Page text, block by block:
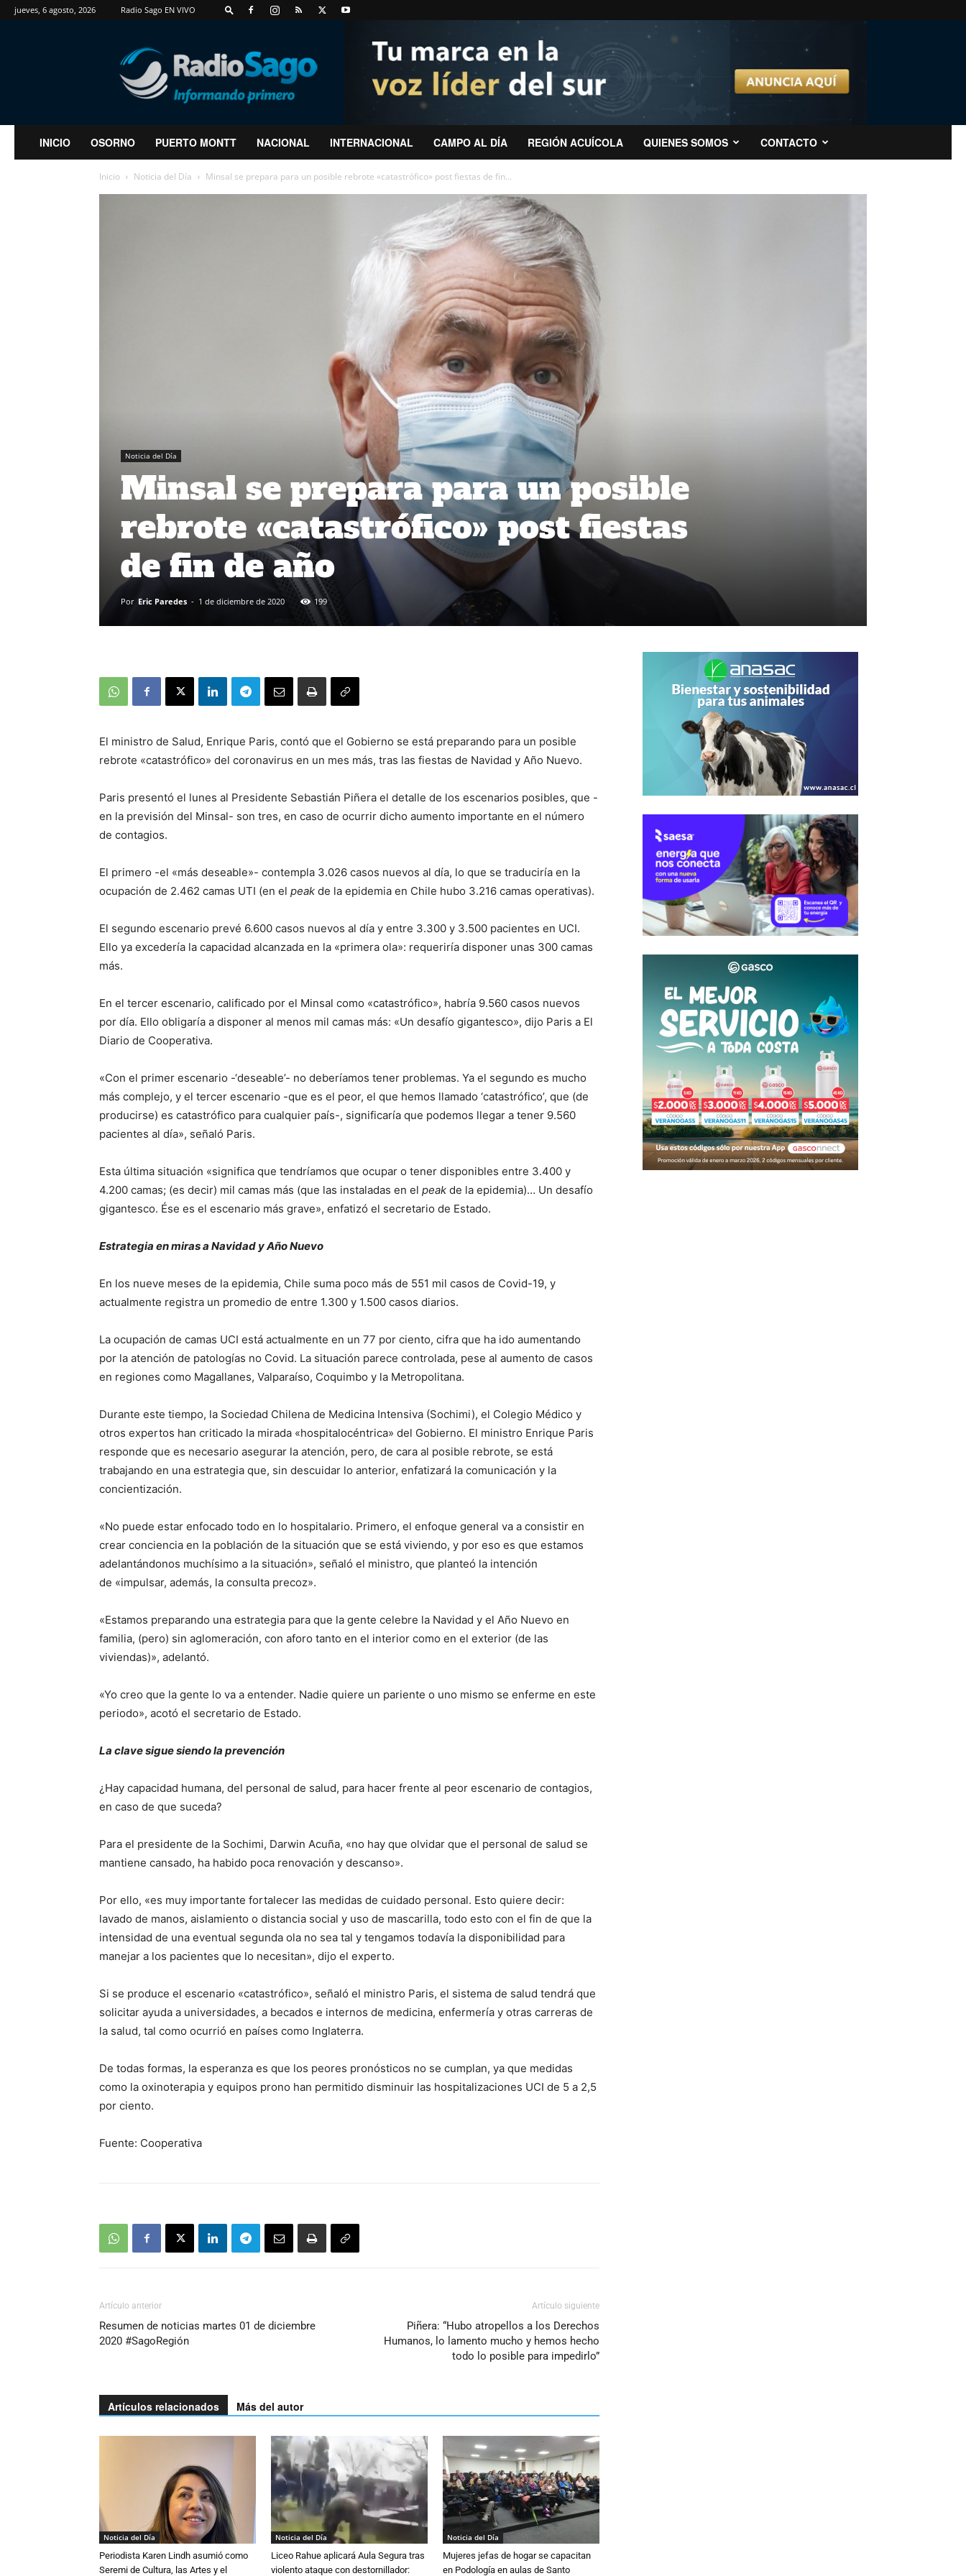
jueves, 6 agosto, 2026 Radio Sago EN VIVO
RadioSago
INICIO OSORNO PUERTO MONTT NACIONAL INTERNACIONAL CAMPO AL DÍA REGIÓN ACUÍCOLA QUIENES SOMOS CONTACTO
Inicio Noticia del Día Minsal se prepara para un posible rebrote «catastrófico» post fiestas de fin...
Noticia del Día
Minsal se prepara para un posible
rebrote «catastrófico» post fiestas
de fin de año
Por Eric Paredes - 1 de diciembre de 2020 199
El ministro de Salud, Enrique Paris, contó que el Gobierno se está preparando para un posible
rebrote «catastrófico» del coronavirus en un mes más, tras las fiestas de Navidad y Año Nuevo.
Paris presentó el lunes al Presidente Sebastián Piñera el detalle de los escenarios posibles, que -
en la previsión del Minsal- son tres, en caso de ocurrir dicho aumento importante en el número
de contagios.
El primero -el «más deseable»- contempla 3.026 casos nuevos al día, lo que se traduciría en la
ocupación de 2.462 camas UTI (en el peak de la epidemia en Chile hubo 3.216 camas operativas).
El segundo escenario prevé 6.600 casos nuevos al día y entre 3.300 y 3.500 pacientes en UCI.
Ello ya excedería la capacidad alcanzada en la «primera ola»: requeriría disponer unas 300 camas
más.
En el tercer escenario, calificado por el Minsal como «catastrófico», habría 9.560 casos nuevos
por día. Ello obligaría a disponer al menos mil camas más: «Un desafío gigantesco», dijo Paris a El
Diario de Cooperativa.
«Con el primer escenario -‘deseable’- no deberíamos tener problemas. Ya el segundo es mucho
más complejo, y el tercer escenario -que es el peor, el que hemos llamado ‘catastrófico’, que (de
producirse) es catastrófico para cualquier país-, significaría que podemos llegar a tener 9.560
pacientes al día», señaló Paris.
Esta última situación «significa que tendríamos que ocupar o tener disponibles entre 3.400 y
4.200 camas; (es decir) mil camas más (que las instaladas en el peak de la epidemia)… Un desafío
gigantesco. Ése es el escenario más grave», enfatizó el secretario de Estado.
Estrategia en miras a Navidad y Año Nuevo
En los nueve meses de la epidemia, Chile suma poco más de 551 mil casos de Covid-19, y
actualmente registra un promedio de entre 1.300 y 1.500 casos diarios.
La ocupación de camas UCI está actualmente en un 77 por ciento, cifra que ha ido aumentando
por la atención de patologías no Covid. La situación parece controlada, pese al aumento de casos
en regiones como Magallanes, Valparaíso, Coquimbo y la Metropolitana.
Durante este tiempo, la Sociedad Chilena de Medicina Intensiva (Sochimi), el Colegio Médico y
otros expertos han criticado la mirada «hospitalocéntrica» del Gobierno. El ministro Enrique Paris
responde que es necesario asegurar la atención, pero, de cara al posible rebrote, se está
trabajando en una estrategia que, sin descuidar lo anterior, enfatizará la comunicación y la
concientización.
«No puede estar enfocado todo en lo hospitalario. Primero, el enfoque general va a consistir en
crear conciencia en la población de la situación que se está viviendo, y por eso es que estamos
adelantándonos muchísimo a la situación», señaló el ministro, que planteó la intención
de «impulsar, además, la consulta precoz».
«Estamos preparando una estrategia para que la gente celebre la Navidad y el Año Nuevo en
familia, (pero) sin aglomeración, con aforo tanto en el interior como en el exterior (de las
viviendas)», adelantó.
«Yo creo que la gente lo va a entender. Nadie quiere un pariente o uno mismo se enferme en este
periodo», acotó el secretario de Estado.
La clave sigue siendo la prevención
¿Hay capacidad humana, del personal de salud, para hacer frente al peor escenario de contagios,
en caso de que suceda?
Para el presidente de la Sochimi, Darwin Acuña, «no hay que olvidar que el personal de salud se
mantiene cansado, ha habido poca renovación y descanso».
Por ello, «es muy importante fortalecer las medidas de cuidado personal. Esto quiere decir:
lavado de manos, aislamiento o distancia social y uso de mascarilla, todo esto con el fin de que la
intensidad de una eventual segunda ola no sea tal y tengamos todavía la disponibilidad para
manejar a los pacientes que lo necesitan», dijo el experto.
Si se produce el escenario «catastrófico», señaló el ministro Paris, el sistema de salud tendrá que
solicitar ayuda a universidades, a becados e internos de medicina, enfermería y otras carreras de
la salud, tal como ocurrió en países como Inglaterra.
De todas formas, la esperanza es que los peores pronósticos no se cumplan, ya que medidas
como la oxinoterapia y equipos prono han permitido disminuir las hospitalizaciones UCI de 5 a 2,5
por ciento.
Fuente: Cooperativa
Artículo anterior
Resumen de noticias martes 01 de diciembre
2020 #SagoRegión
Artículo siguiente
Piñera: “Hubo atropellos a los Derechos
Humanos, lo lamento mucho y hemos hecho
todo lo posible para impedirlo”
Artículos relacionados Más del autor
Noticia del Día
Periodista Karen Lindh asumió como
Seremi de Cultura, las Artes y el
Noticia del Día
Liceo Rahue aplicará Aula Segura tras
violento ataque con destornillador:
Noticia del Día
Mujeres jefas de hogar se capacitan
en Podología en aulas de Santo